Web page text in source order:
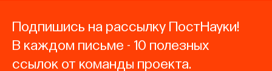
Подпишись на рассылку ПостНауки!
В каждом письме - 10 полезных
ссылок от команды проекта.